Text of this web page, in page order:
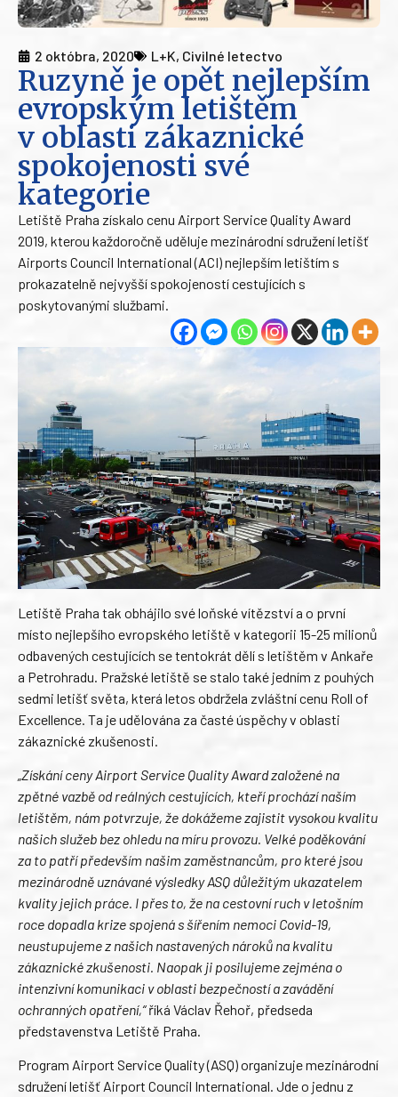
2 októbra, 2020 L+K, Civilné letectvo
Ruzyně je opět nejlepším
evropským letištěm
v oblasti zákaznické
spokojenosti své
kategorie
Letiště Praha získalo cenu Airport Service Quality Award
2019, kterou každoročně uděluje mezinárodní sdružení letišť
Airports Council International (ACI) nejlepším letištím s
prokazatelně nejvyšší spokojeností cestujících s
poskytovanými službami.
Letiště Praha tak obhájilo své loňské vítězství a o první
místo nejlepšího evropského letiště v kategorii 15-25 milionů
odbavených cestujících se tentokrát dělí s letištěm v Ankaře
a Petrohradu. Pražské letiště se stalo také jedním z pouhých
sedmi letišť světa, která letos obdržela zvláštní cenu Roll of
Excellence. Ta je udělována za časté úspěchy v oblasti
zákaznické zkušenosti.
„Získání ceny Airport Service Quality Award založené na
zpětné vazbě od reálných cestujících, kteří prochází naším
letištěm, nám potvrzuje, že dokážeme zajistit vysokou kvalitu
našich služeb bez ohledu na míru provozu. Velké poděkování
za to patří především našim zaměstnancům, pro které jsou
mezinárodně uznávané výsledky ASQ důležitým ukazatelem
kvality jejich práce. I přes to, že na cestovní ruch v letošním
roce dopadla krize spojená s šířením nemoci Covid-19,
neustupujeme z našich nastavených nároků na kvalitu
zákaznické zkušenosti. Naopak ji posilujeme zejména o
intenzivní komunikaci v oblasti bezpečností a zavádění
ochranných opatření,“říká Václav Řehoř, předseda
představenstva Letiště Praha.
Program Airport Service Quality (ASQ) organizuje mezinárodní
sdružení letišť Airport Council International. Jde o jednu z